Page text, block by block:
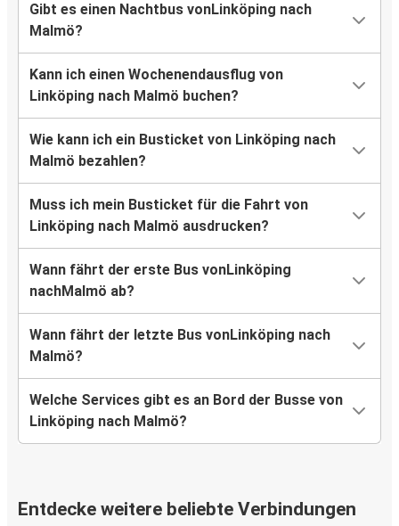
Gibt es einen Nachtbus vonLinköping nach
Malmö?
Kann ich einen Wochenendausflug von
Linköping nach Malmö buchen?
Wie kann ich ein Busticket von Linköping nach
Malmö bezahlen?
Muss ich mein Busticket für die Fahrt von
Linköping nach Malmö ausdrucken?
Wann fährt der erste Bus vonLinköping
nachMalmö ab?
Wann fährt der letzte Bus vonLinköping nach
Malmö?
Welche Services gibt es an Bord der Busse von
Linköping nach Malmö?
Entdecke weitere beliebte Verbindungen